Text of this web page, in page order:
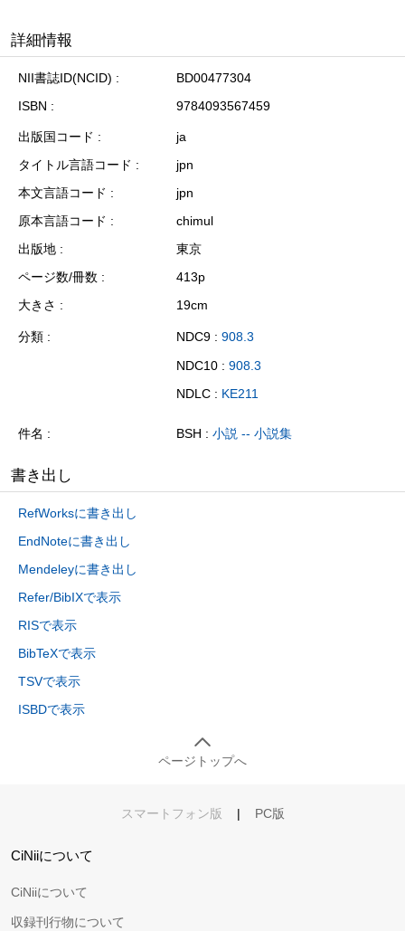
詳細情報
NII書誌ID(NCID)
BD00477304
ISBN
9784093567459
出版国コード
ja
タイトル言語コード
jpn
本文言語コード
jpn
原本言語コード
chimul
出版地
東京
ページ数/冊数
413p
大きさ
19cm
分類 NDC9 : 908.3
NDC10 : 908.3
NDLC : KE211
件名 BSH : 小説 -- 小説集
書き出し
RefWorksに書き出し
EndNoteに書き出し
Mendeleyに書き出し
Refer/BibIXで表示
RISで表示
BibTeXで表示
TSVで表示
ISBDで表示
ページトップへ
スマートフォン版 | PC版
CiNiiについて
CiNiiについて
収録刊行物について